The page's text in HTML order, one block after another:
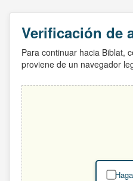
Verificación de
Para continuar hacia Biblat,
proviene de un navegador